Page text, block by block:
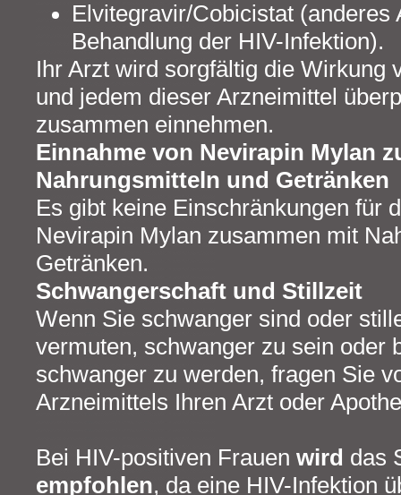
Elvitegravir/Cobicistat (anderes
Behandlung der HIV-Infektion).
Ihr Arzt wird sorgfältig die Wirkung
und jedem dieser Arzneimittel
zusammen einnehmen.
Einnahme von Nevirapin Mylan
Nahrungsmitteln und Getränken
Es gibt keine Einschränkungen für
Nevirapin Mylan zusammen mit
Getränken.
Schwangerschaft und Stillzeit
Wenn Sie schwanger sind oder
vermuten, schwanger zu sein oder
schwanger zu werden, fragen Sie
Arzneimittels Ihren Arzt oder
Bei HIV-positiven Frauen wird das
empfohlen, da eine HIV-Infektion